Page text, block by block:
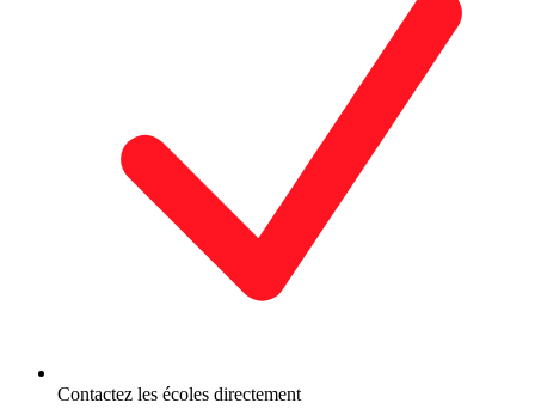
Contactez les écoles directement